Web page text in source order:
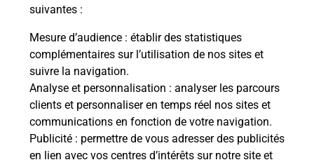
suivantes :
Mesure d’audience : établir des statistiques
complémentaires sur l’utilisation de nos sites et
suivre la navigation.
Analyse et personnalisation : analyser les parcours
clients et personnaliser en temps réel nos sites et
communications en fonction de votre navigation.
Publicité : permettre de vous adresser des publicités
en lien avec vos centres d’intérêts sur notre site et
Prochaine collecte du courrierlundià 08h00
8 Grande Rue
10240 Mesnil Lettre
Itinéraire
Le lien s'ouvre dans un nouvel onglet